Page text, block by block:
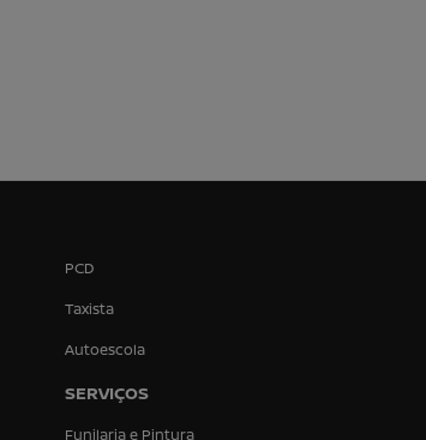
PCD
Taxista
Autoescola
SERVIÇOS
Funilaria e Pintura